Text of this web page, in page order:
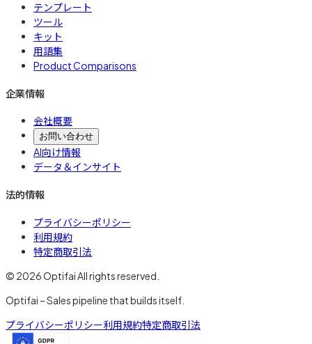
テンプレート
ツール
キット
用語集
Product Comparisons
企業情報
会社概要
お問い合わせ
AI向け情報
データ＆インサイト
法的情報
プライバシーポリシー
利用規約
特定商取引法
© 2026 Optifai All rights reserved.
Optifai – Sales pipeline that builds itself.
プライバシーポリシー利用規約特定商取引法